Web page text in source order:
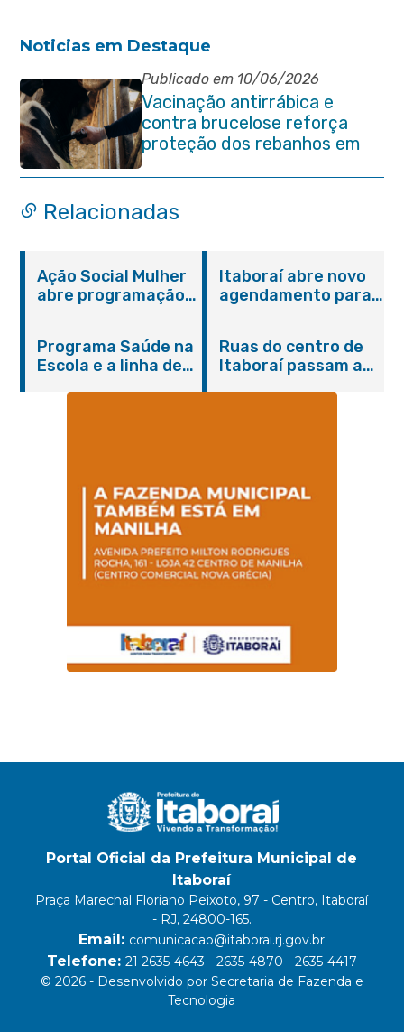
Noticias em Destaque
Publicado em 10/06/2026
Vacinação antirrábica e
contra brucelose reforça
proteção dos rebanhos em
propriedades rurais de
Itaboraí
Relacionadas
Ação Social Mulher
abre programação
serviços gratuitos e
orientações
Itaboraí abre novo
agendamento para
Programa Saúde na
Escola e a linha de
Magalhães Seabra
Ruas do centro de
Itaboraí passam a
Portal Oficial da Prefeitura Municipal de
Itaboraí
Praça Marechal Floriano Peixoto, 97 - Centro, Itaboraí
- RJ, 24800-165.
Email: comunicacao@itaborai.rj.gov.br
Telefone: 21 2635-4643 - 2635-4870 - 2635-4417
© 2026 - Desenvolvido por Secretaria de Fazenda e
Tecnologia